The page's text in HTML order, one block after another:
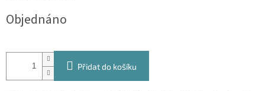
cena:
Objednáno
Přidat do košíku